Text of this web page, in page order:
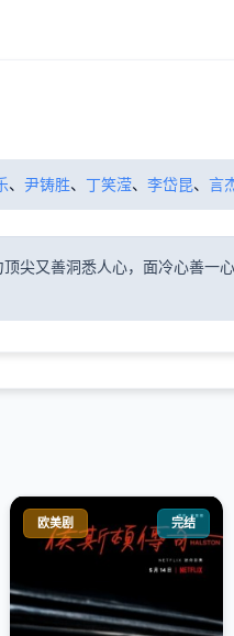
、 尹铸胜、 丁笑滢、 李岱昆、 言
尖又善洞悉人心，面冷心善一
欧美剧 完结